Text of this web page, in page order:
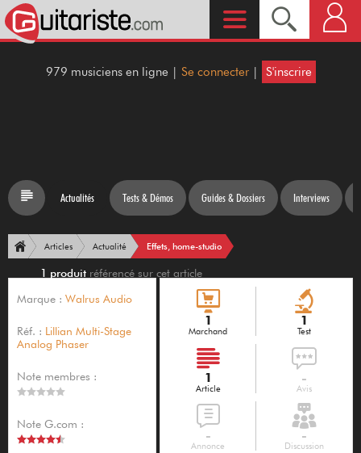
979 musiciens en ligne | Se connecter| S'inscrire
Actualités Tests & Démos Guides & Dossiers Interviews
Articles Actualité Effets, home-studio
1 produit référencé sur cet article
Marque : Walrus Audio
Réf. : Lillian Multi-Stage
Analog Phaser
Note membres :
Note G.com :
1
Marchand
1
Test
1
Article
-
Avis
-
Annonce
-
Discussion